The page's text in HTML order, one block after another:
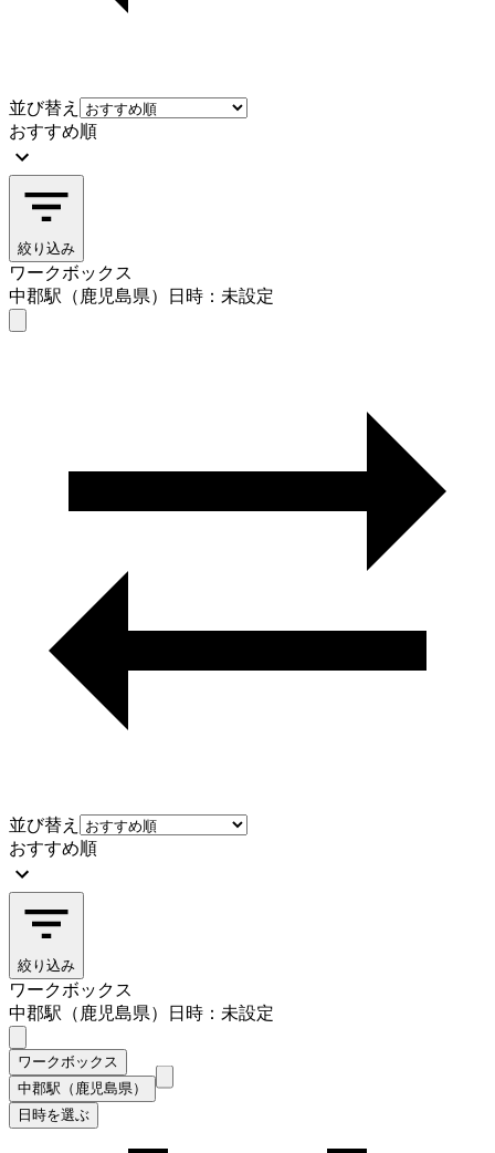
並び替え
おすすめ順
絞り込み
ワークボックス
中郡駅（鹿児島県）
日時：未設定
並び替え
おすすめ順
絞り込み
ワークボックス
中郡駅（鹿児島県）
日時：未設定
ワークボックス
中郡駅（鹿児島県）
日時を選ぶ